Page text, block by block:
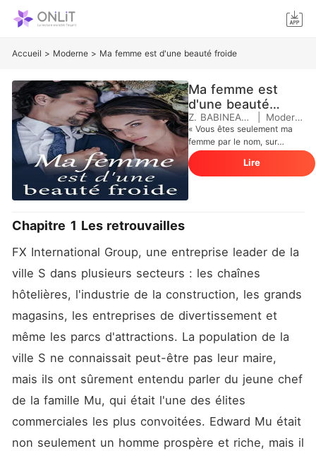
Accueil > Moderne > Ma femme est d'une beauté froide
Ma femme est
d'une beauté
froide
Z. BABINEAUX Moderne
« Vous êtes seulement ma
femme par le nom, sur
papier. Mon cœur et mon
amour ne t'appartiendront
jamais. » Edward a fait
mariage arrangé. Six ans
s'étaient écoulés. Elle a
gagné son calme et en
même temps une réputation
l'armée. Quand elle est
entrée de nouveau dans la
vie de cet homme, Edward
est tombé amoureux de
celles qu'il avait connues.
Son apparition a été une
surprise pour lui. Mais Rocío
l'acceptera-t-elle cette fois-
à les garder ensemble ? Le
Lire
Chapitre 1 Les retrouvailles
FX International Group, une entreprise leader de la
ville S dans plusieurs secteurs : les chaînes
hôtelières, l'industrie de la construction, les grands
magasins, les entreprises de divertissement et
même les parcs d'attractions. La population de la
ville S ne connaissait peut-être pas leur maire,
mais ils ont sûrement entendu parler du jeune chef
de la famille Mu, qui était l'une des élites
commerciales les plus convoitées. Edward Mu était
non seulement un homme prospère et riche, mais il